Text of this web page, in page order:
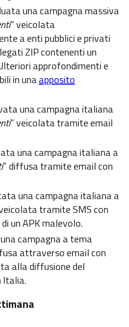
una campagna massiva
” veicolata
a enti pubblici e privati
ZIP contenenti un
approfondimenti e
in unaapposito
una campagna italiana
” veicolata tramite email
una campagna italiana a
” diffusa tramite email con
una campagna italiana a
tramite SMS con
un APK malevolo.
campagna a tema
attraverso email con
alla diffusione del
Italia.